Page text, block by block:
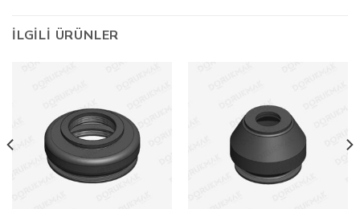
İLGILI ÜRÜNLER